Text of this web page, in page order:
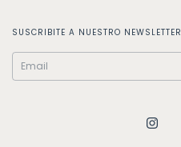
SUSCRIBITE A NUESTRO NEWSLETTER